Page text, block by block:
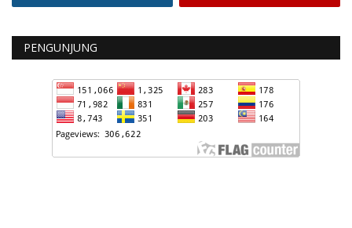
PENGUNJUNG